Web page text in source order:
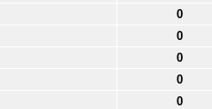
0
0
0
0
0